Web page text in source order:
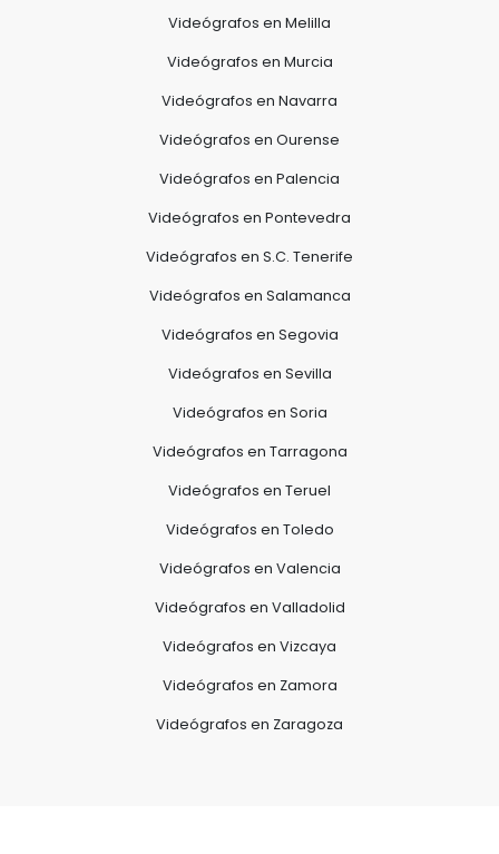
Videógrafos en Melilla
Videógrafos en Murcia
Videógrafos en Navarra
Videógrafos en Ourense
Videógrafos en Palencia
Videógrafos en Pontevedra
Videógrafos en S.C. Tenerife
Videógrafos en Salamanca
Videógrafos en Segovia
Videógrafos en Sevilla
Videógrafos en Soria
Videógrafos en Tarragona
Videógrafos en Teruel
Videógrafos en Toledo
Videógrafos en Valencia
Videógrafos en Valladolid
Videógrafos en Vizcaya
Videógrafos en Zamora
Videógrafos en Zaragoza